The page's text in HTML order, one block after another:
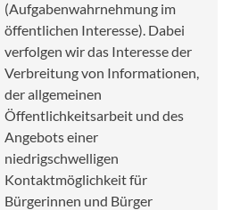
(Aufgabenwahrnehmung im
öffentlichen Interesse). Dabei
verfolgen wir das Interesse der
Verbreitung von Informationen,
der allgemeinen
Öffentlichkeitsarbeit und des
Angebots einer
niedrigschwelligen
Kontaktmöglichkeit für
Bürgerinnen und Bürger